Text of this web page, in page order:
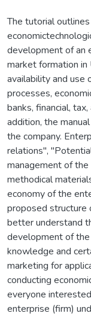
The tutorial
development of an
market formation in
availability and use
processes,
banks, financial,
addition, the
the company.
relations",
management of
methodical
economy of the
proposed structure
better understand
development of
knowledge and
marketing for
conducting
everyone
enterprise (firm)